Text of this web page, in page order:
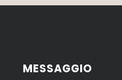
MESSAGGIO